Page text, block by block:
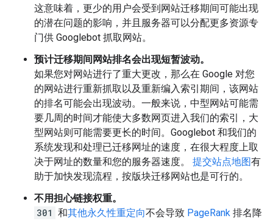
这意味着，更少的用户会受到网站迁移期间可能出现
的潜在问题的影响，并且服务器可以分配更多资源专
门供 Googlebot 抓取网站。
预计迁移期间网站排名会出现短暂波动。
如果您对网站进行了重大更改，那么在 Google 对您
的网站进行重新抓取以及重新编入索引期间，该网站
的排名可能会出现波动。一般来说，中型网站可能需
要几周的时间才能使大多数网页进入我们的索引，大
型网站则可能需要更长的时间。Googlebot 和我们的
系统发现和处理已迁移网址的速度，在很大程度上取
决于网址的数量和您的服务器速度。 提交站点地图有
助于加快发现流程，按版块迁移网站也是可行的。
不用担心链接权重。
301 和其他永久性重定向不会导致 PageRank 排名降